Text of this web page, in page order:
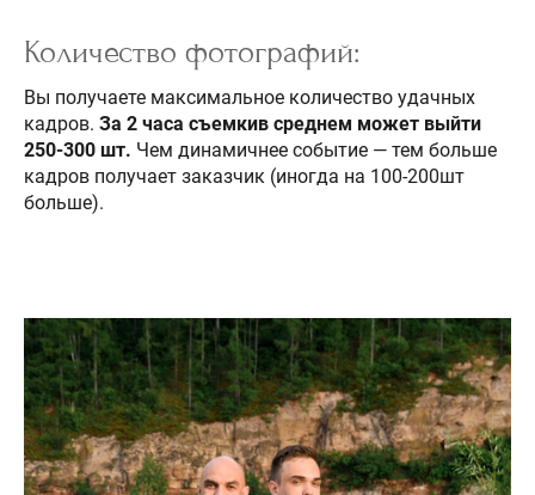
Количество фотографий:
Вы получаете максимальное количество удачных
кадров. За 2 часа съемкив среднем может выйти
250-300 шт. Чем динамичнее событие — тем больше
кадров получает заказчик (иногда на 100-200шт
больше).